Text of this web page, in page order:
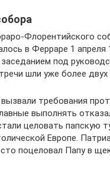
Флорентийского
в Ферраре 1 апреля
под
шли уже более двух
требования
выполнять
целовать папскую
Европе.
поцеловал Папу в